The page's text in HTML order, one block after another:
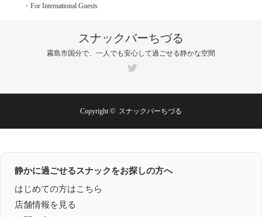
・For International Guests
スナックバーちづる
霧島市国分で、一人でも安心して過ごせる静かな空間
Copyright © スナックバーちづる
静かに過ごせるスナックをお探しの方へ
はじめての方はこちら
店舗情報を見る